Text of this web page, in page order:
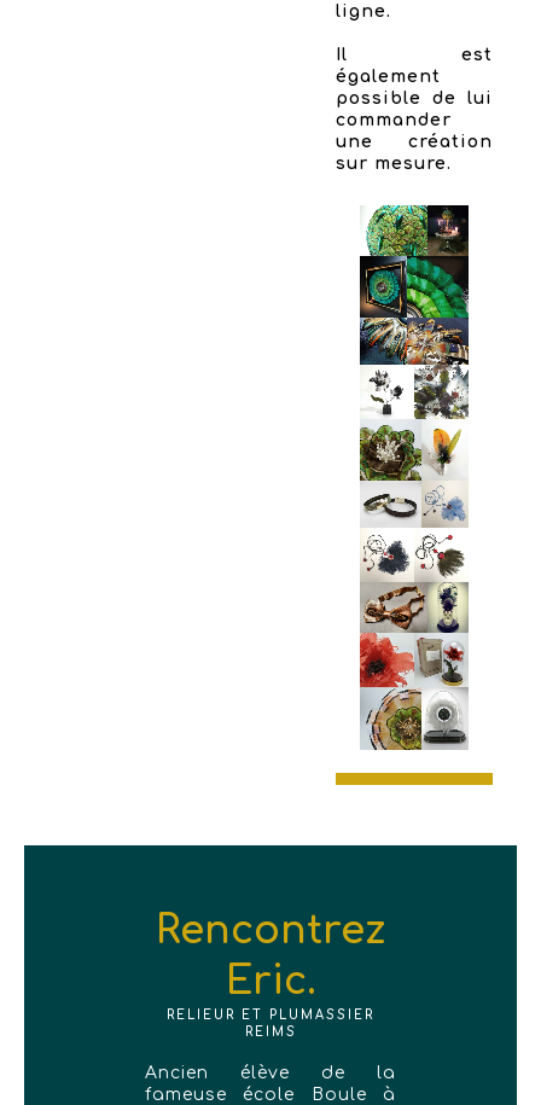
ligne.
Il est
également
possible de lui
commander
une création
sur mesure.
Rencontrez
Eric.
RELIEUR ET PLUMASSIER
REIMS
Ancien élève de la
fameuse école Boule à